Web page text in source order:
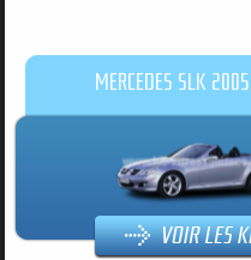
MERCEDES SLK